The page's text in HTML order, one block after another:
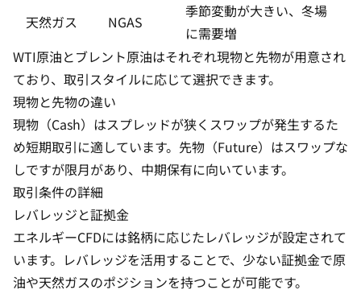
天然ガス
NGAS
季節変動が大きい、冬場
に需要増
WTI原油とブレント原油はそれぞれ現物と先物が用意され
ており、取引スタイルに応じて選択できます。
現物と先物の違い
現物（Cash）はスプレッドが狭くスワップが発生するた
め短期取引に適しています。先物（Future）はスワップな
しですが限月があり、中期保有に向いています。
取引条件の詳細
レバレッジと証拠金
エネルギーCFDには銘柄に応じたレバレッジが設定されて
います。レバレッジを活用することで、少ない証拠金で原
油や天然ガスのポジションを持つことが可能です。